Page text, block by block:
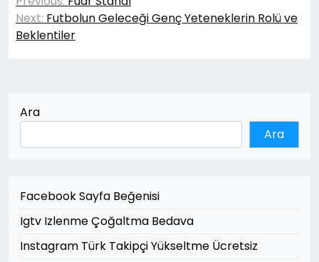
gezinmesi
Next: Futbolun Geleceği Genç Yeteneklerin Rolü ve
Beklentiler
Ara
Ara
Facebook Sayfa Beğenisi
Igtv Izlenme Çoğaltma Bedava
Instagram Türk Takipçi Yükseltme Ücretsiz